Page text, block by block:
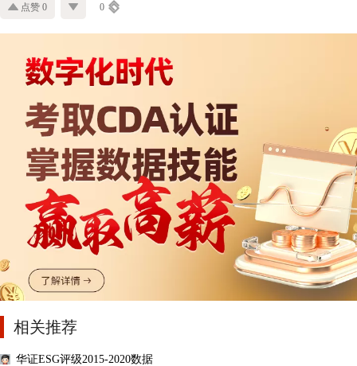
点赞 0 0
相关推荐
华证ESG评级2015-2020数据